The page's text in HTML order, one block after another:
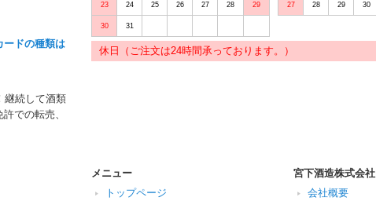
ードの種類は
継続して酒類
での転売、
23 24 25 26 27 28 29
30 31
27 28 29 30
休日（ご注文は24時間承っております。）
メニュー
トップページ
宮下酒造株式会社
会社概要